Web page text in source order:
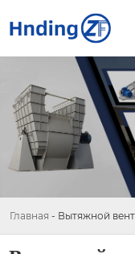
Главная - Вытяжной